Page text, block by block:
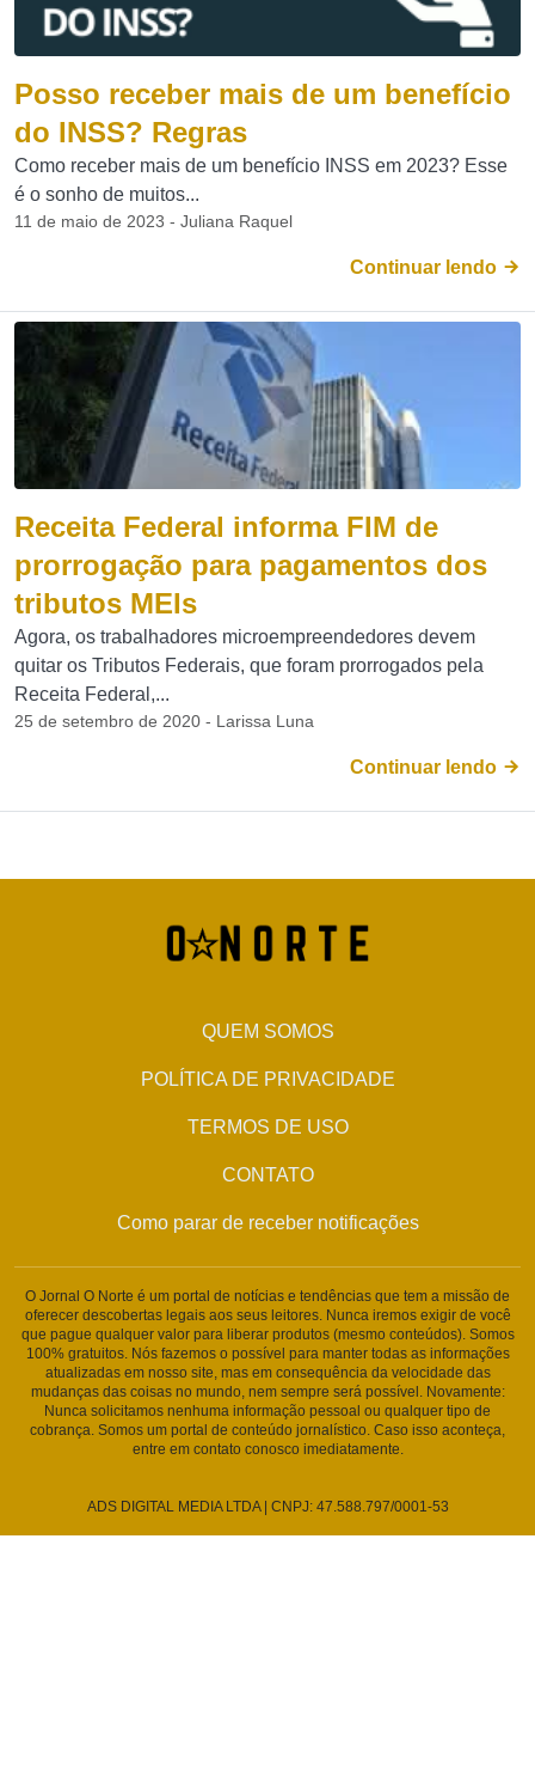
Posso receber mais de um benefício
do INSS? Regras
Como receber mais de um benefício INSS em 2023? Esse
é o sonho de muitos...
11 de maio de 2023 - Juliana Raquel
Continuar lendo
Receita Federal informa FIM de
prorrogação para pagamentos dos
tributos MEIs
Agora, os trabalhadores microempreendedores devem
quitar os Tributos Federais, que foram prorrogados pela
Receita Federal,...
25 de setembro de 2020 - Larissa Luna
Continuar lendo
QUEM SOMOS
POLÍTICA DE PRIVACIDADE
TERMOS DE USO
CONTATO
Como parar de receber notificações
O Jornal O Norte é um portal de notícias e tendências que tem a missão de
oferecer descobertas legais aos seus leitores. Nunca iremos exigir de você
que pague qualquer valor para liberar produtos (mesmo conteúdos). Somos
100% gratuitos. Nós fazemos o possível para manter todas as informações
atualizadas em nosso site, mas em consequência da velocidade das
mudanças das coisas no mundo, nem sempre será possível. Novamente:
Nunca solicitamos nenhuma informação pessoal ou qualquer tipo de
cobrança. Somos um portal de conteúdo jornalístico. Caso isso aconteça,
entre em contato conosco imediatamente.
ADS DIGITAL MEDIA LTDA | CNPJ: 47.588.797/0001-53